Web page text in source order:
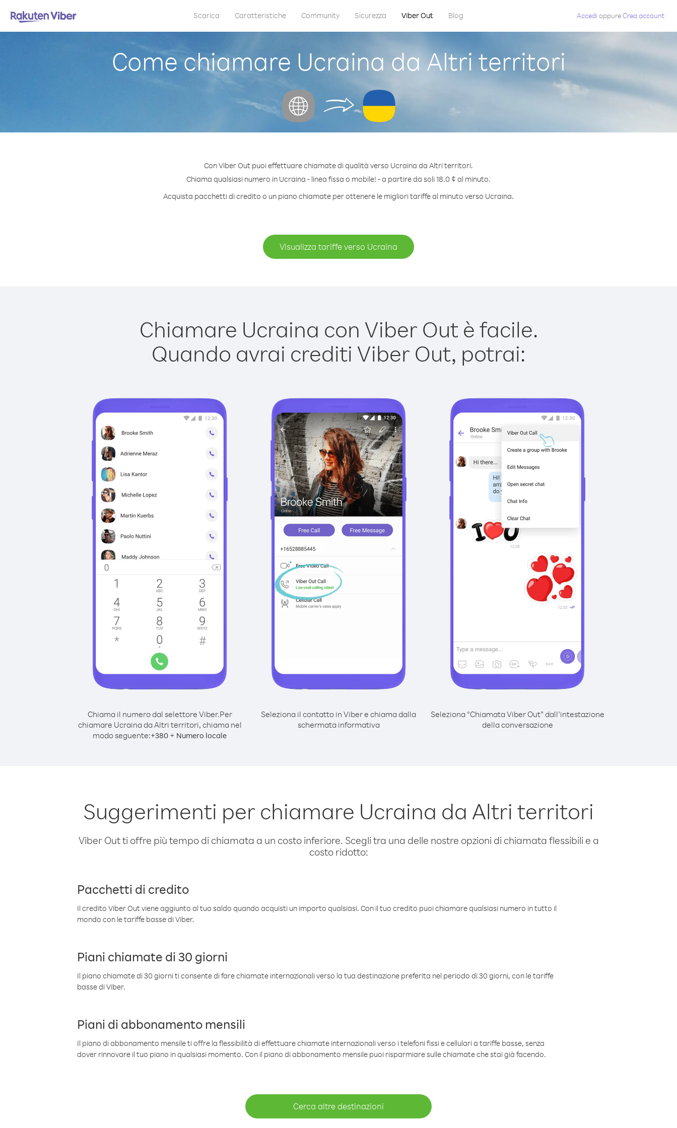
Scarica Caratteristiche Community Sicurezza Viber Out Blog Accedi oppureCrea account
Come chiamare Ucraina da Altri territori
Con Viber Out puoi effettuare chiamate di qualità verso Ucraina da Altri territori.
Chiama qualsiasi numero in Ucraina - linea fissa o mobile! - a partire da soli 18.0 ¢ al minuto.
Acquista pacchetti di credito o un piano chiamate per ottenere le migliori tariffe al minuto verso Ucraina.
Visualizza tariffe verso Ucraina
Chiamare Ucraina con Viber Out è facile.
Quando avrai crediti Viber Out, potrai:
Chiama il numero dal selettore Viber.Per
chiamare Ucraina da Altri territori, chiama nel
modo seguente:+380 + Numero locale
Seleziona il contatto in Viber e chiama dalla
schermata informativa
Seleziona “Chiamata Viber Out” dall’intestazione
della conversazione
Suggerimenti per chiamare Ucraina da Altri territori
Viber Out ti offre più tempo di chiamata a un costo inferiore. Scegli tra una delle nostre opzioni di chiamata flessibili e a
costo ridotto:
Pacchetti di credito
Il credito Viber Out viene aggiunto al tuo saldo quando acquisti un importo qualsiasi. Con il tuo credito puoi chiamare qualsiasi numero in tutto il
mondo con le tariffe basse di Viber.
Piani chiamate di 30 giorni
Il piano chiamate di 30 giorni ti consente di fare chiamate internazionali verso la tua destinazione preferita nel periodo di 30 giorni, con le tariffe
basse di Viber.
Piani di abbonamento mensili
Il piano di abbonamento mensile ti offre la flessibilità di effettuare chiamate internazionali verso i telefoni fissi e cellulari a tariffe basse, senza
dover rinnovare il tuo piano in qualsiasi momento. Con il piano di abbonamento mensile puoi risparmiare sulle chiamate che stai già facendo.
Cerca altre destinazioni